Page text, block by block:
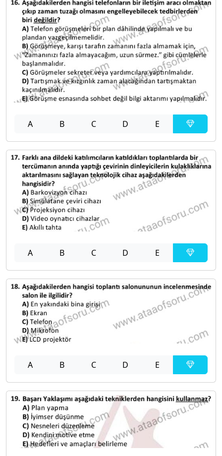
A B C D E
A B C D E
A B C D E